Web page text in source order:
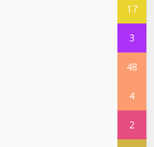
17
3
48
4
2